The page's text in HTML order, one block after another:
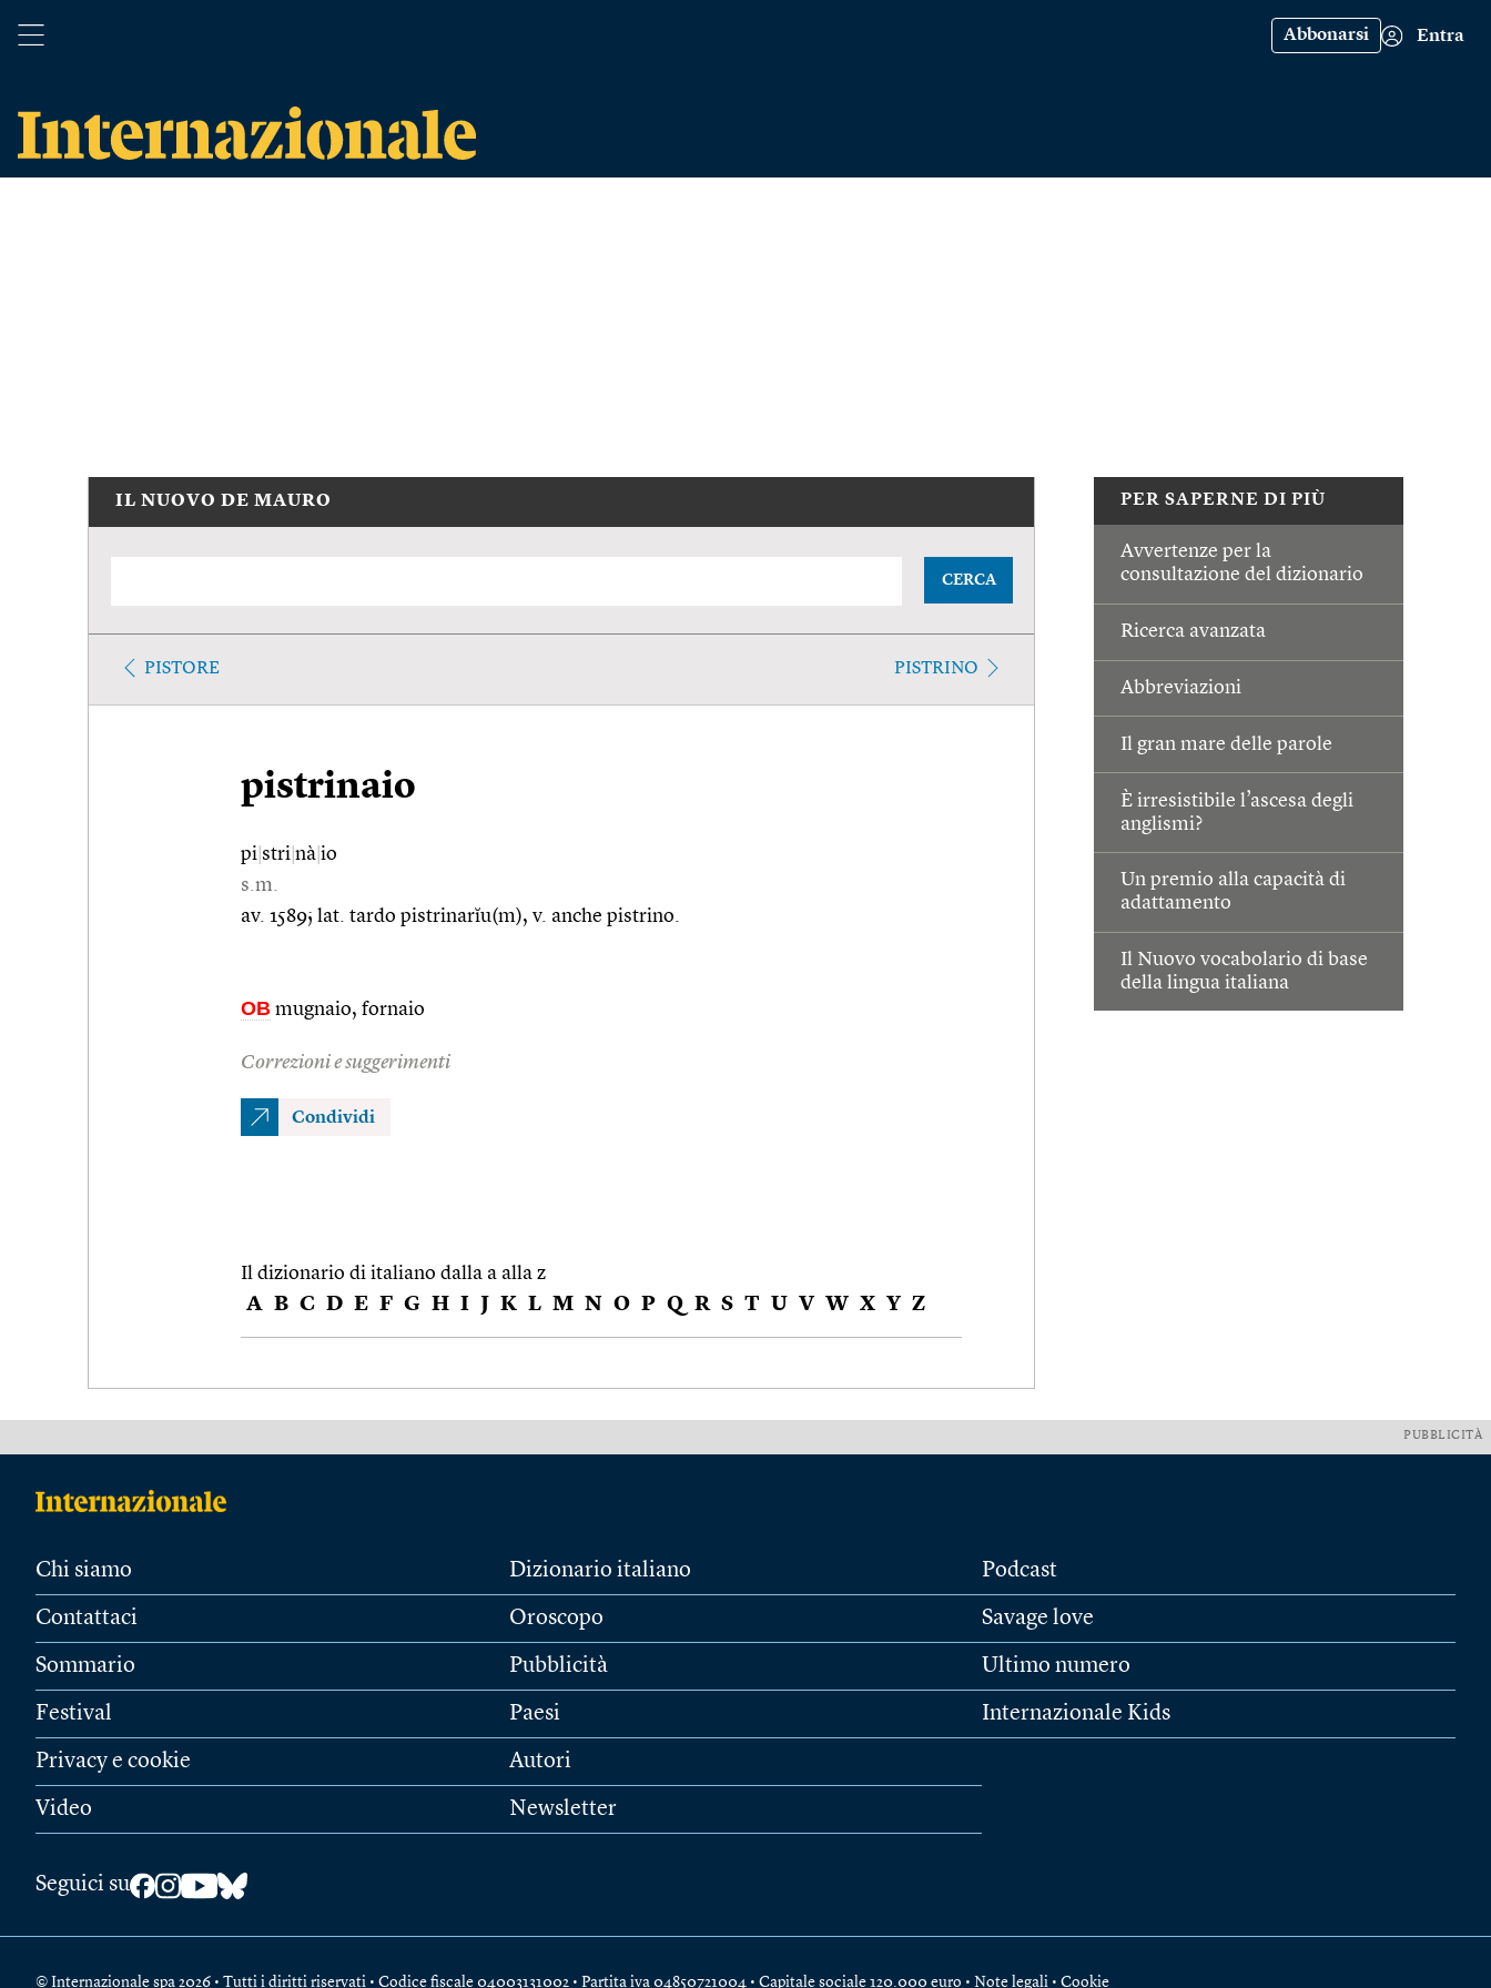
Abbonarsi Entra
PER SAPERNE DI PIÙ
Avvertenze per la
consultazione del dizionario
Ricerca avanzata
Abbreviazioni
Il gran mare delle parole
È irresistibile l’ascesa degli
anglismi?
Un premio alla capacità di
adattamento
Il Nuovo vocabolario di base
della lingua italiana
IL NUOVO DE MAURO
CERCA
PISTORE PISTRINO
pistrinaio
pi stri nà io
s.m.
av. 1589; lat. tardo pistrinarĭu(m), v. anche pistrino.
OB mugnaio, fornaio
Correzioni e suggerimenti
Condividi
Il dizionario di italiano dalla a alla z
A B C D E F G H I J K L M N O P Q R S T U V W X Y Z
PUBBLICITÀ
Chi siamo
Contattaci
Sommario
Festival
Privacy e cookie
Video
Dizionario italiano
Oroscopo
Pubblicità
Paesi
Autori
Newsletter
Podcast
Savage love
Ultimo numero
Internazionale Kids
Seguici su
© Internazionale spa 2026 • Tutti i diritti riservati • Codice fiscale 04003131002 • Partita iva 04850721004 • Capitale sociale 120.000 euro • Note legali • Cookie